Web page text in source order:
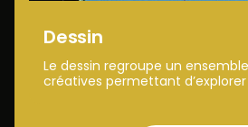
Dessin
Le dessin regroupe un
créatives permettant d’explorer